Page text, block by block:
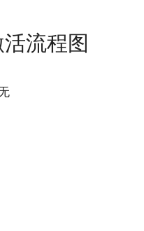
流程图